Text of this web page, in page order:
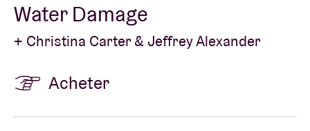
Water Damage
+ Christina Carter & Jeffrey Alexander
Acheter